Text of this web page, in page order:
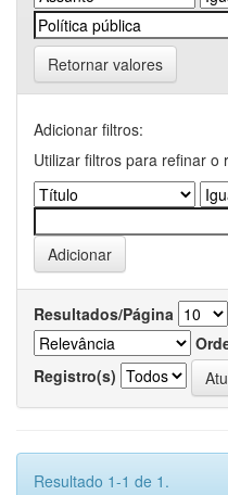
Retornar valores
Adicionar filtros:
Utilizar filtros para refinar o
Resultados/Página
Registro(s)
Resultado 1-1 de 1.